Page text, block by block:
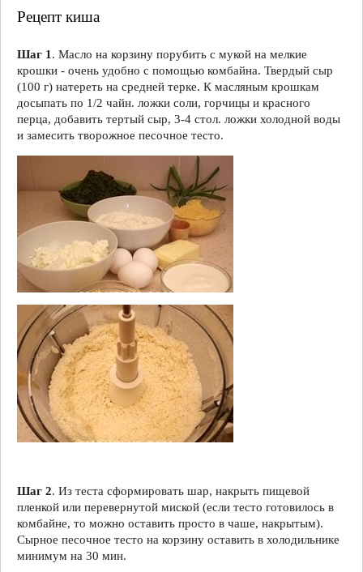
Рецепт киша
Шаг 1 . Масло на корзину порубить с мукой на мелкие
крошки - очень удобно с помощью комбайна. Твердый сыр
(100 г) натереть на средней терке. К масляным крошкам
досыпать по 1/2 чайн. ложки соли, горчицы и красного
перца, добавить тертый сыр, 3-4 стол. ложки холодной воды
и замесить творожное песочное тесто.
Шаг 2. Из теста сформировать шар, накрыть пищевой
пленкой или перевернутой миской (если тесто готовилось в
комбайне, то можно оставить просто в чаше, накрытым).
Сырное песочное тесто на корзину оставить в холодильнике
минимум на 30 мин.